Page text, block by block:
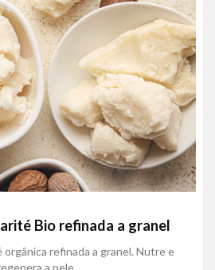
Bio refinada a granel
refinada a granel. Nutre e
a pele.